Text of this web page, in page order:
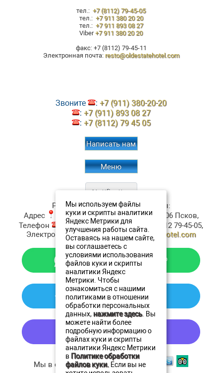
тел.: +7 (8112) 79-45-05
тел.: +7 911 380 20 20
тел.: +7 911 893 08 27
Viber+7 911 380 20 20
факс: +7 (8112) 79-45-11
Электронная почта: resto@oldestatehotel.com
Звоните : +7 (911) 380-20-20
: +7 (911) 893 08 27
: +7 (8112) 79 45 05
Написать нам
Меню
Ресторан АристократъКонтакты:
Адрес
ул. Верхне-Береговая, д.4 180006 Псков,
Телефон
+7 (911) 380-20-20, Факс: +7 8112 79-45-05,
Электронная почта ✉: resto@oldestatehotel.com
Мы в социальных сетях
Мы используем файлы
куки и скрипты аналитики
Яндекс Метрики для
улучшения работы сайта.
Оставаясь на нашем сайте,
вы соглашаетесь с
условиями использования
файлов куки и скрипты
аналитики Яндекс
Метрики. Чтобы
ознакомиться с нашими
политиками в отношении
обработки персональных
данных, нажмите здесь. Вы
можете найти более
подробную информацию о
файлах куки и скрипты
аналитики Яндекс Метрики
в Политике обработки
файлов куки. Если вы не